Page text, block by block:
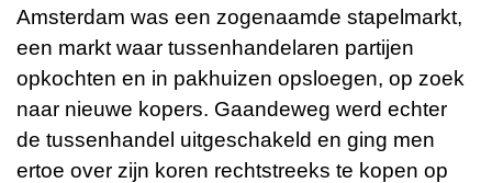
Amsterdam was een zogenaamde stapelmarkt,
een markt waar tussenhandelaren partijen
opkochten en in pakhuizen opsloegen, op zoek
naar nieuwe kopers. Gaandeweg werd echter
de tussenhandel uitgeschakeld en ging men
ertoe over zijn koren rechtstreeks te kopen op